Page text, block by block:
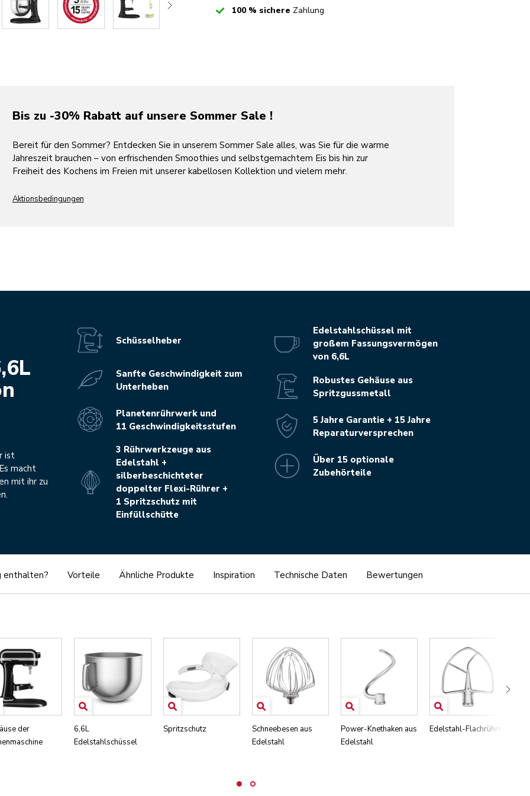
Checked100 % sichere Zahlung
Bis zu -30% Rabatt auf unsere Sommer Sale !
Bereit für den Sommer? Entdecken Sie in unserem Sommer Sale alles, was Sie für die warme
Jahreszeit brauchen – von erfrischenden Smoothies und selbstgemachtem Eis bis hin zur
Freiheit des Kochens im Freien mit unserer kabellosen Kollektion und vielem mehr.
Aktionsbedingungen
ist
macht
mit ihr zu
Schüsselheber
Sanfte Geschwindigkeit zum
Unterheben
Planetenrührwerk und
11 Geschwindigkeitsstufen
3 Rührwerkzeuge aus
Edelstahl +
silberbeschichteter
doppelter Flexi-Rührer +
1 Spritzschutz mit
Einfüllschütte
Edelstahlschüssel mit
großem Fassungsvermögen
von 6,6L
Robustes Gehäuse aus
Spritzgussmetall
5 Jahre Garantie + 15 Jahre
Reparaturversprechen
Über 15 optionale
Zubehörteile
enthalten? Vorteile Ähnliche Produkte Inspiration Technische Daten Bewertungen
der
6,6L
Edelstahlschüssel
Spritzschutz
Schneebesen aus
Edelstahl
Power-Knethaken aus
Edelstahl
Edelstahl-Flachrührer